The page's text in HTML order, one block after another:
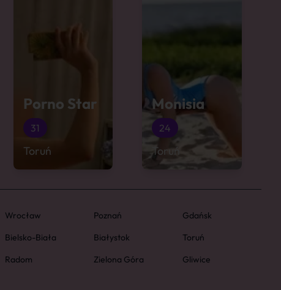
Porno Star
31
Toruń
Monisia
24
Toruń
Wrocław Poznań
Gdańsk
Bielsko-Biała Białystok
Toruń
Radom Zielona Góra Gliwice